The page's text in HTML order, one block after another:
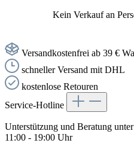
Kein Verkauf an
Versandkostenfrei ab 39 €
schneller Versand mit DHL
kostenlose Retouren
Service-Hotline
Unterstützung und Beratung
11:00 - 19:00 Uhr